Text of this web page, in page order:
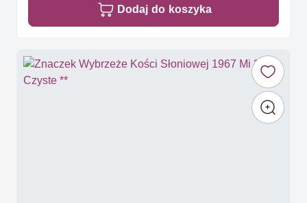
Dodaj do koszyka